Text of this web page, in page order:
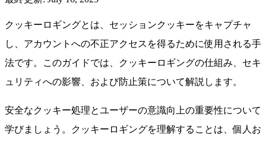
クッキーロギングとは、セッションクッキーをキャプチャ
し、アカウントへの不正アクセスを得るために使用される手
法です。このガイドでは、クッキーロギングの仕組み、セキ
ュリティへの影響、および防止策について解説します。
安全なクッキー処理とユーザーの意識向上の重要性について
学びましょう。クッキーロギングを理解することは、個人お